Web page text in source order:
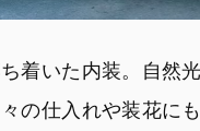
着いた内装。自然
の仕入れや装花に